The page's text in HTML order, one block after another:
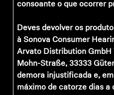
consoante o que ocorrer
Deves devolver os
à Sonova Consumer
Arvato Distribution GmbH
Mohn-Straße, 33333
demora injustificada e,
máximo de catorze dias a